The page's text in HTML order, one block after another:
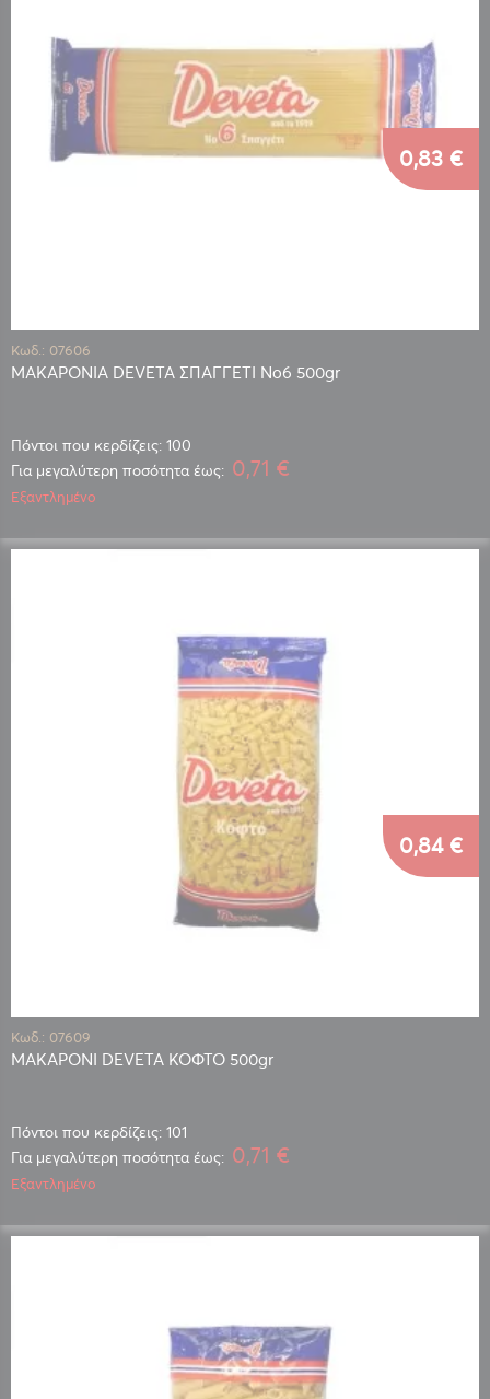
Κωδ.: 07606
ΜΑΚΑΡΟΝΙΑ DEVETA ΣΠΑΓΓΕΤΙ Νο6 500gr
Πόντοι που κερδίζεις: 100
0,83 €
Για μεγαλύτερη ποσότητα έως: 0,71 €
Εξαντλημένο
Κωδ.: 07609
ΜΑΚΑΡΟΝΙ DEVETA ΚΟΦΤΟ 500gr
Πόντοι που κερδίζεις: 101
0,84 €
Για μεγαλύτερη ποσότητα έως: 0,71 €
Εξαντλημένο